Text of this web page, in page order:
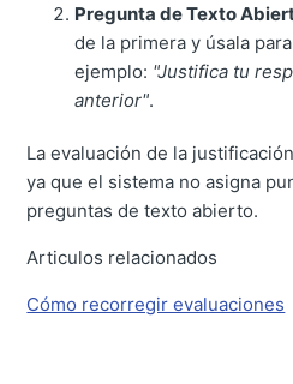
Pregunta de Texto
de la primera y úsala
ejemplo: "Justifica tu
anterior".
La evaluación de la
ya que el sistema no asigna
preguntas de texto abierto.
Articulos relacionados
Cómo recorregir evaluaciones